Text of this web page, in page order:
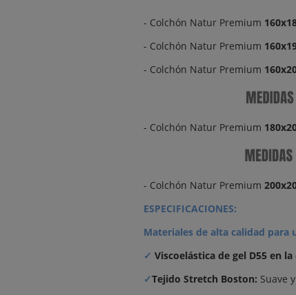
- Colchón Natur Premium
- Colchón Natur Premium
- Colchón Natur Premium
- Colchón Natur Premium
- Colchón Natur Premium
ESPECIFICACIONES:
Materiales de alta calidad para
✓ Viscoelástica de gel D55 en
✓Tejido Stretch Boston: Suave